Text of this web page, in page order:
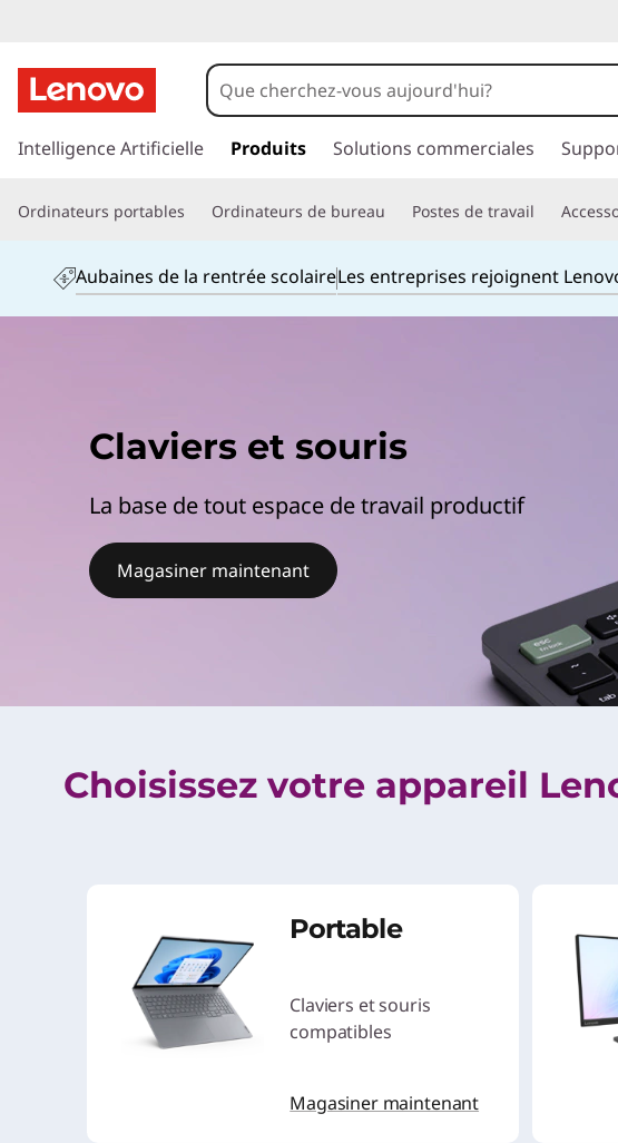
e
y
b
o
r
a
e
c
Intelligence Artificielle Produits Solutions commerciales
Ordinateurs portables Ordinateurs de bureau Postes de travail
Aubaines de la rentrée scolaireLes entreprises rejoignent
Claviers et souris
La base de tout espace de travail productif
Magasiner maintenant
Choisissez votre appareil
Portable
Claviers et souris
compatibles
Magasiner maintenant